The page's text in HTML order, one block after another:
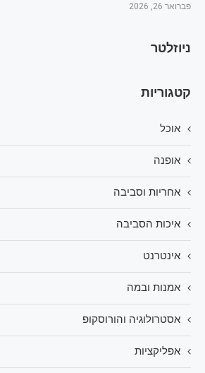
פברואר 26, 2026
ניוזלטר
קטגוריות
אוכל
אופנה
אחריות וסביבה
איכות הסביבה
אינטרנט
אמנות ובמה
אסטרולוגיה והורוסקופ
אפליקציות